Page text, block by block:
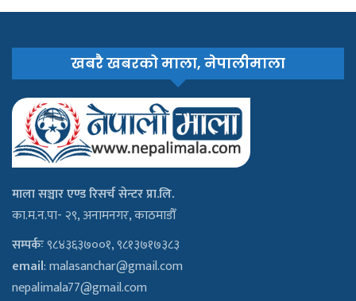
खबरै खबरको माला, नेपालीमाला
माला सञ्चार एण्ड रिसर्च सेन्टर प्रा.लि.
का.म.न.पा- २९, अनामनगर, काठमाडौँ
सम्पर्कः९८४३६३७००१, ९८१३७१७३८३
email:malasanchar@gmail.com
nepalimala77@gmail.com